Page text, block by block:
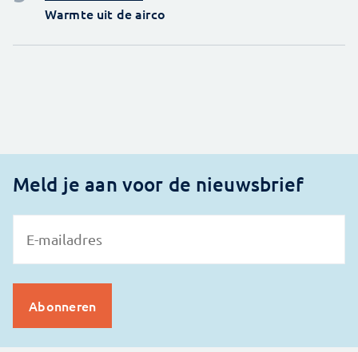
Warmte uit de airco
Meld je aan voor de nieuwsbrief